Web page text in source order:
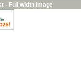
- Full width image